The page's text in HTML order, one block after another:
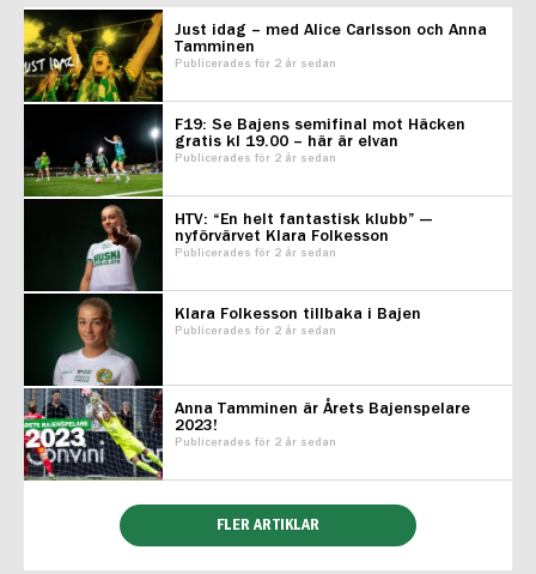
Just idag – med Alice Carlsson och Anna
Tamminen
Publicerades för 2 år sedan
F19: Se Bajens semifinal mot Häcken
gratis kl 19.00 – här är elvan
Publicerades för 2 år sedan
HTV: “En helt fantastisk klubb” —
nyförvärvet Klara Folkesson
Publicerades för 2 år sedan
Klara Folkesson tillbaka i Bajen
Publicerades för 2 år sedan
Anna Tamminen är Årets Bajenspelare
2023!
Publicerades för 2 år sedan
FLER ARTIKLAR